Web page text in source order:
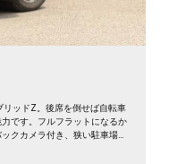
リッドZ。後席を倒せば自転車
です。フルフラットになるか
クカメラ付き、狭い駐車場も
りを添える一台です《1年保